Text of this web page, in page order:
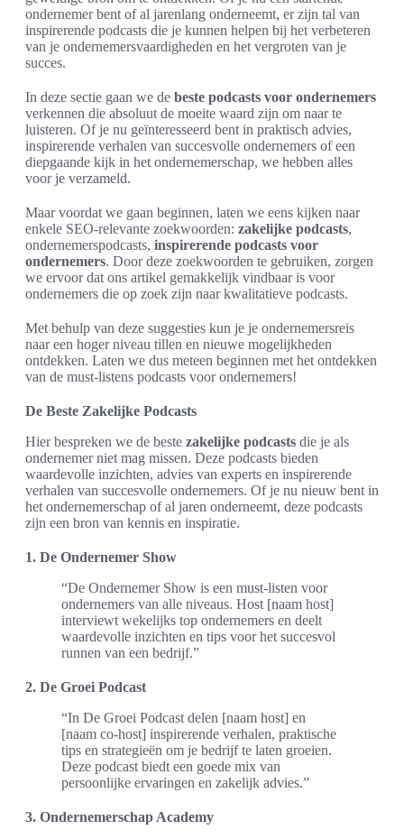
ondernemer bent of al jarenlang onderneemt, er zijn tal van
inspirerende podcasts die je kunnen helpen bij het verbeteren
van je ondernemersvaardigheden en het vergroten van je
succes.
In deze sectie gaan we de beste podcasts voor ondernemers
verkennen die absoluut de moeite waard zijn om naar te
luisteren. Of je nu geïnteresseerd bent in praktisch advies,
inspirerende verhalen van succesvolle ondernemers of een
diepgaande kijk in het ondernemerschap, we hebben alles
voor je verzameld.
Maar voordat we gaan beginnen, laten we eens kijken naar
enkele SEO-relevante zoekwoorden: zakelijke podcasts,
ondernemerspodcasts, inspirerende podcasts voor
ondernemers. Door deze zoekwoorden te gebruiken, zorgen
we ervoor dat ons artikel gemakkelijk vindbaar is voor
ondernemers die op zoek zijn naar kwalitatieve podcasts.
Met behulp van deze suggesties kun je je ondernemersreis
naar een hoger niveau tillen en nieuwe mogelijkheden
ontdekken. Laten we dus meteen beginnen met het ontdekken
van de must-listens podcasts voor ondernemers!
De Beste Zakelijke Podcasts
Hier bespreken we de beste zakelijke podcasts die je als
ondernemer niet mag missen. Deze podcasts bieden
waardevolle inzichten, advies van experts en inspirerende
verhalen van succesvolle ondernemers. Of je nu nieuw bent in
het ondernemerschap of al jaren onderneemt, deze podcasts
zijn een bron van kennis en inspiratie.
1. De Ondernemer Show
“De Ondernemer Show is een must-listen voor
ondernemers van alle niveaus. Host [naam host]
interviewt wekelijks top ondernemers en deelt
waardevolle inzichten en tips voor het succesvol
runnen van een bedrijf.”
2. De Groei Podcast
“In De Groei Podcast delen [naam host] en
[naam co-host] inspirerende verhalen, praktische
tips en strategieën om je bedrijf te laten groeien.
Deze podcast biedt een goede mix van
persoonlijke ervaringen en zakelijk advies.”
3. Ondernemerschap Academy